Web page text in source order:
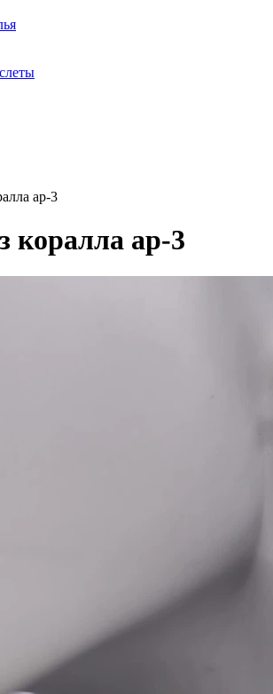
ар-3
коралла ар-3